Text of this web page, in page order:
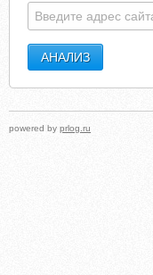
powered by prlog.ru